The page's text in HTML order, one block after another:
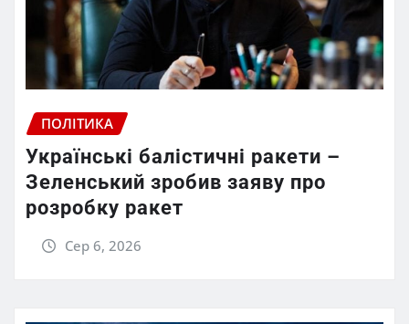
ПОЛІТИКА
Українські балістичні ракети –
Зеленський зробив заяву про
розробку ракет
Сер 6, 2026